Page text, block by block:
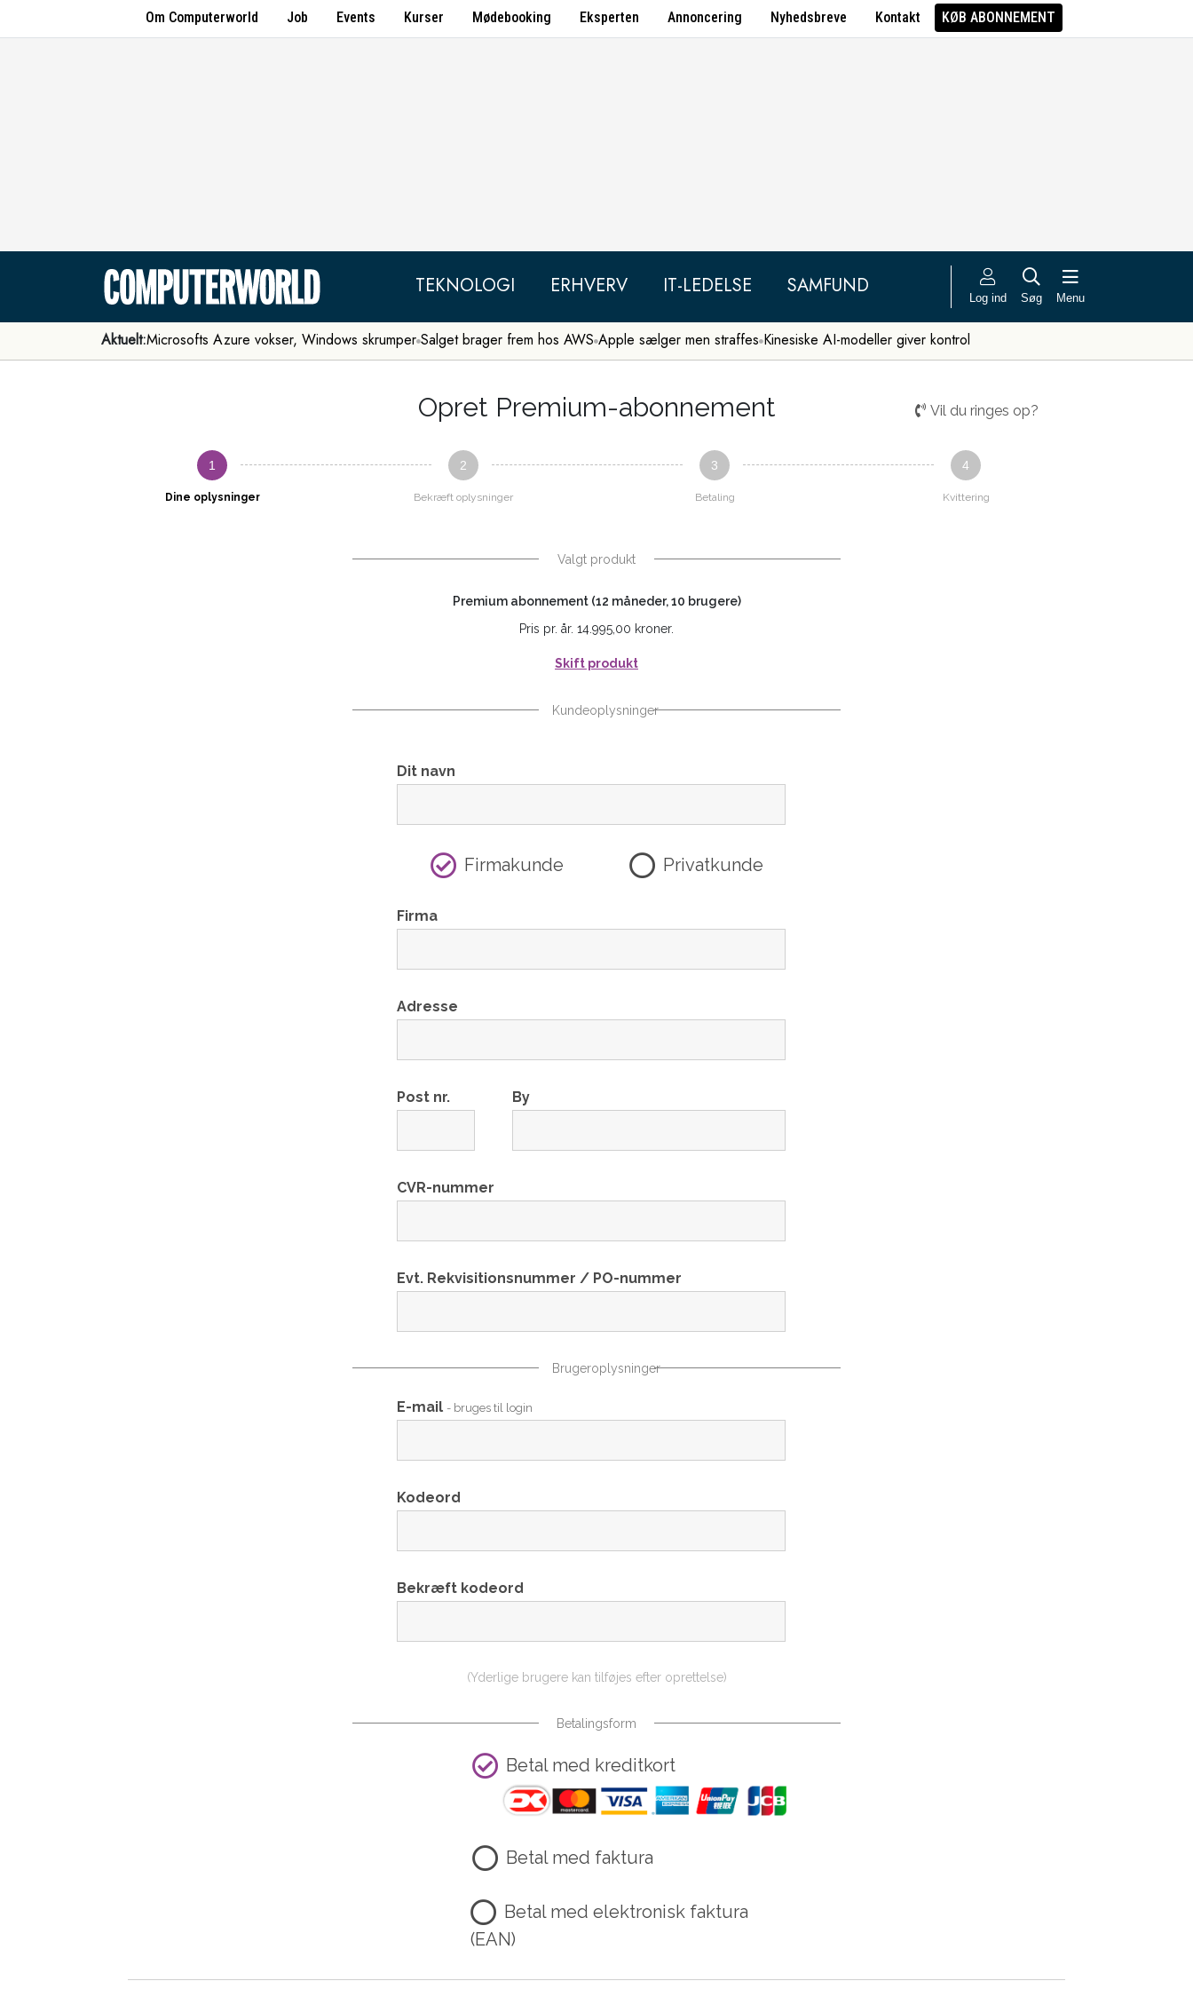
Om Computerworld Job Events Kurser Mødebooking Eksperten Annoncering Nyhedsbreve Kontakt KØB ABONNEMENT
TEKNOLOGI ERHVERV IT-LEDELSE SAMFUND Log ind Søg Menu
Aktuelt:Microsofts Azure vokser, Windows skrumper Salget brager frem hos AWS Apple sælger men straffes Kinesiske AI-modeller giver kontrol
Opret Premium-abonnement Vil du ringes op?
1
Dine oplysninger
2
Bekræft oplysninger
3
Betaling
4
Kvittering
Valgt produkt
Premium abonnement (12 måneder, 10 brugere)
Pris pr. år. 14.995,00 kroner.
Skift produkt
Kundeoplysninger
Dit navn
Firmakunde Privatkunde
Firma
Adresse
Post nr. By
CVR-nummer
Evt. Rekvisitionsnummer / PO-nummer
Brugeroplysninger
E-mail - bruges til login
Kodeord
Bekræft kodeord
(Yderlige brugere kan tilføjes efter oprettelse)
Betalingsform
Betal med kreditkort
Betal med faktura
Betal med elektronisk faktura
(EAN)